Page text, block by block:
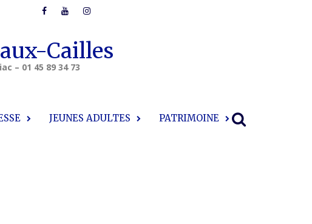
Cailles
– 01 45 89 34 73
JEUNES ADULTES PATRIMOINE